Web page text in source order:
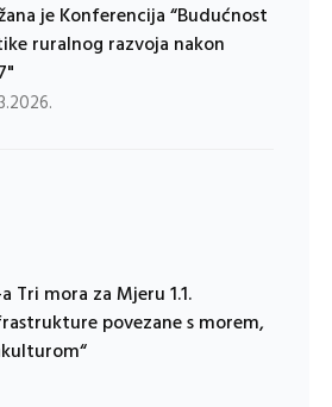
je Konferencija “Budućnost
ruralnog razvoja nakon
Tri mora za Mjeru 1.1.
povezane s morem,